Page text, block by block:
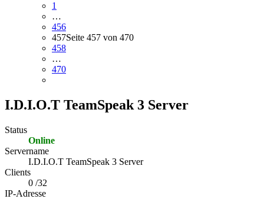
1
…
456
457Seite 457 von 470
458
…
470
I.D.I.O.T TeamSpeak 3 Server
Status
Online
Servername
I.D.I.O.T TeamSpeak 3 Server
Clients
0 /32
IP-Adresse